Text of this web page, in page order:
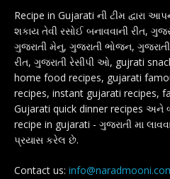
Recipe in Gujarati ની ટીમ દ્વારા
શકાય તેવી રસોઈ બનાવવાની રીત,
ગુજરાતી મેનુ, ગુજરાતી ભોજન, ગુજરાતી
રીત, ગુજરાતી રેસીપી ઓ, gujrati
home food recipes, gujarati
recipes, instant gujarati recipes,
Gujarati quick dinner recipes
recipe in gujarati - ગુજરાતી મા
પ્રયાસ કરેલ છે.
Contact us: